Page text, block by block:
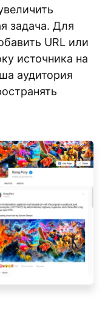
задача. Для
URL или
источника на
аудитория